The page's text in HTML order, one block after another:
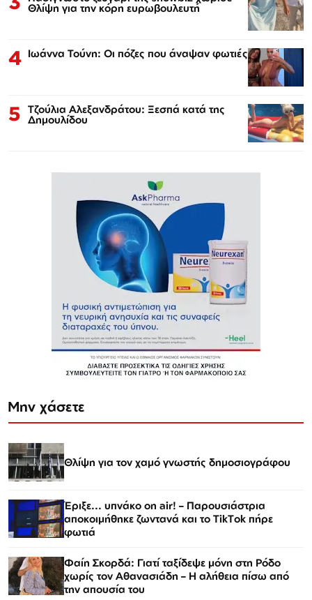
Θλίψη για την κόρη ευρωβουλευτή
4 Ιωάννα Τούνη: Οι πόζες που άναψαν φωτιές
5 Τζούλια Αλεξανδράτου: Ξεσπά κατά της
Δημουλίδου
Μην χάσετε
Θλίψη για τον χαμό γνωστής δημοσιογράφου
Έριξε... υπνάκο on air! – Παρουσιάστρια
αποκοιμήθηκε ζωντανά και το TikTok πήρε
φωτιά
Φαίη Σκορδά: Γιατί ταξίδεψε μόνη στη Ρόδο
χωρίς τον Αθανασιάδη – Η αλήθεια πίσω από
την απουσία του